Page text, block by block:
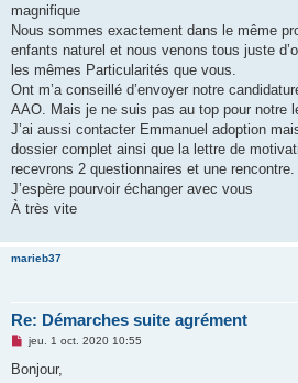
n
o
l
u
magnifique
Nous sommes exactement dans le même
enfants naturel et nous venons tous juste
les mêmes Particularités que vous.
Ont m’a conseillé d’envoyer notre
AAO. Mais je ne suis pas au top pour notre
J’ai aussi contacter Emmanuel adoption
dossier complet ainsi que la lettre de
recevrons 2 questionnaires et une rencontre.
J’espère pourvoir échanger avec vous
À très vite
marieb37
Re: Démarches suite agrément
M
s
jeu. 1 oct. 2020 10:55
Bonjour,